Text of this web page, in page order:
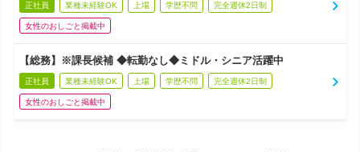
正社員 業種未経験OK 上場 学歴不問 完全週休2日制
女性のおしごと掲載中
【総務】※課長候補 ◆転勤なし◆ミドル・シニア活躍中
正社員 業種未経験OK 上場 学歴不問 完全週休2日制
女性のおしごと掲載中